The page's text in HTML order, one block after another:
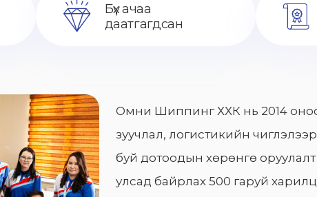
Бүх ачаа
даатгагдсан
Омни Шиппинг ХХК нь 2014
зуучлал, логистикийн
буй дотоодын хөрөнгө
улсад байрлах 500 гаруй